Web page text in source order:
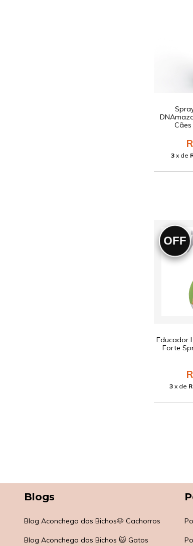
3 x de
OFF
Educador
Forte
3 x de
Blogs
Blog Aconchego dos Bichos🐶 Cachorros
Blog Aconchego dos Bichos 🐱 Gatos